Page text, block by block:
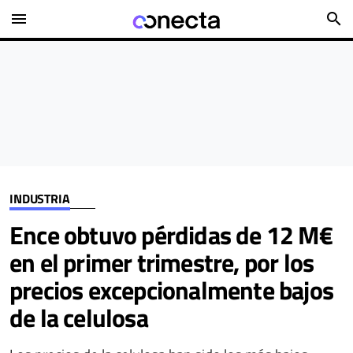
menu search
INDUSTRIA
Ence obtuvo pérdidas de 12 M€
en el primer trimestre, por los
precios excepcionalmente bajos
de la celulosa